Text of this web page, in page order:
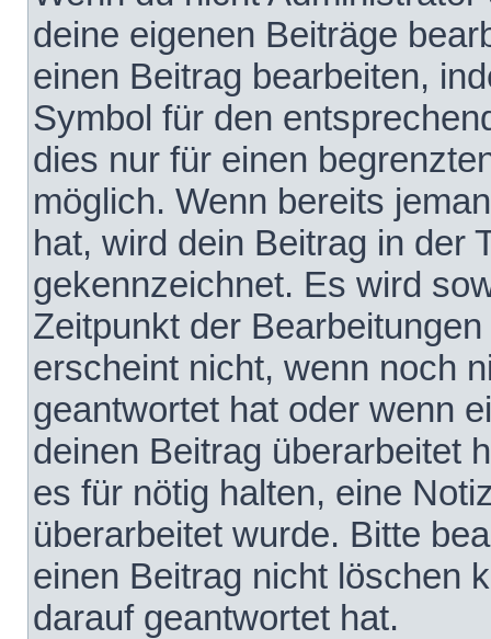
deine eigenen Beiträge
einen Beitrag bearbeiten,
Symbol für den
dies nur für einen
möglich. Wenn bereits
hat, wird dein Beitrag in der
gekennzeichnet. Es wird
Zeitpunkt der
erscheint nicht, wenn noch
geantwortet hat oder wenn
deinen Beitrag überarbeitet
es für nötig halten, eine
überarbeitet wurde. Bitte
einen Beitrag nicht löschen
darauf geantwortet hat.